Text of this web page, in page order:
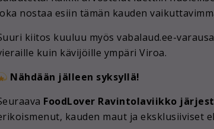
nostaa esiin tämän kauden
kiitos kuuluu myös vabalaud.ee-
kuin kävijöille ympäri Viroa.
Nähdään jälleen syksyllä!
FoodLover Ravintolaviikko
kauden maut ja eksklusiiviset